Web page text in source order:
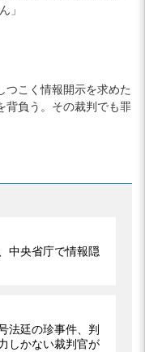
」
つこく情報開示を求めた
負う。その裁判でも罪
中央省庁で情報隠
法廷の珍事件、判
しかない裁判官が